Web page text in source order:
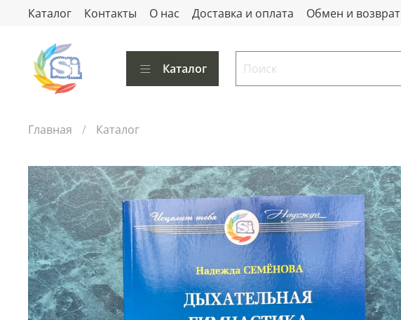
Каталог Контакты О нас Доставка и оплата Обмен и возврат
Каталог
Главная Каталог